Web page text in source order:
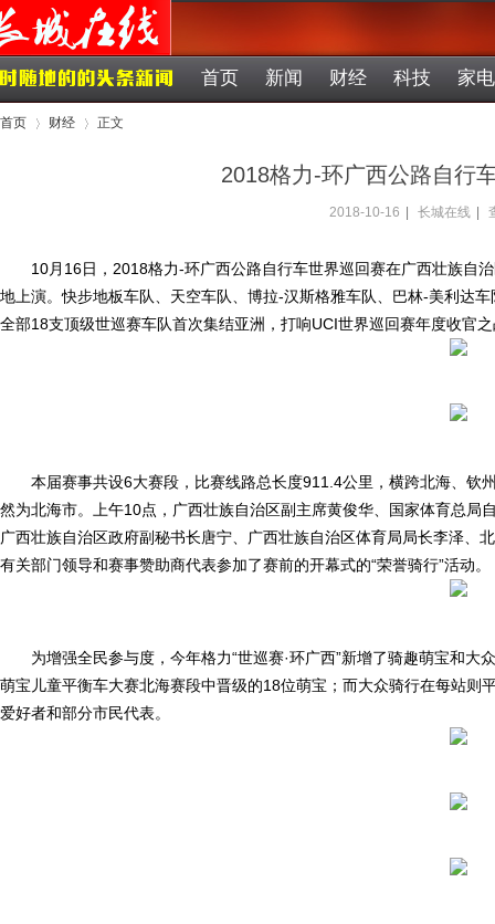
首页 新闻 财经 科技 家电
首页 财经 正文
2018格力-环广西公路自行
2018-10-16 长城在线
10月16日，2018格力-环广西公路自行车世界巡回赛在广西壮族自
地上演。快步地板车队、天空车队、博拉-汉斯格雅车队、巴林-美利达
全部18支顶级世巡赛车队首次集结亚洲，打响UCI世界巡回赛年度收官
本届赛事共设6大赛段，比赛线路总长度911.4公里，横跨北海、钦
然为北海市。上午10点，广西壮族自治区副主席黄俊华、国家体育总局
广西壮族自治区政府副秘书长唐宁、广西壮族自治区体育局局长李泽、
有关部门领导和赛事赞助商代表参加了赛前的开幕式的“荣誉骑行”活动。
为增强全民参与度，今年格力“世巡赛·环广西”新增了骑趣萌宝和
萌宝儿童平衡车大赛北海赛段中晋级的18位萌宝；而大众骑行在每站
爱好者和部分市民代表。